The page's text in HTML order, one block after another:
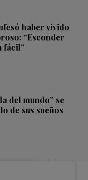
haber vivido
“Esconder
fácil”
del mundo” se
de sus sueños